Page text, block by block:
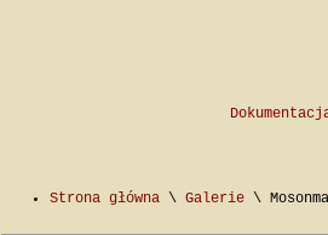
Strona główna \ Galerie \